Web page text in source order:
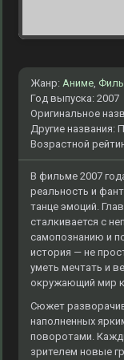
Жанр: Аниме,
Год выпуска: 2007
Оригинальное
Другие названия:
Возрастной
В фильме 2007
реальность и
танце эмоций.
сталкивается с
самопознанию и
история — не
уметь мечтать и
окружающий мир
Сюжет
наполненных
поворотами.
зрителем новые